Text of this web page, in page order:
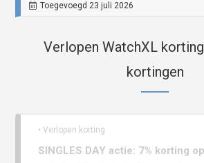
Toegevoegd 23 juli 2026
Verlopen WatchXL
kortingen
• Verlopen korting
SINGLES DAY actie: 7% korting